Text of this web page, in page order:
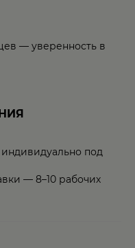
— уверенность в
под
— 8–10 рабочих